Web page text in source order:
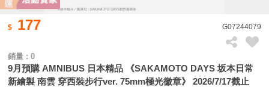
177 G07244079
銷量 : 0
9月預購 AMNIBUS 日本精品 《SAKAMOTO DAYS 坂本日常
新繪製 南雲 穿西裝步行ver. 75mm極光徽章》 2026/7/17截止